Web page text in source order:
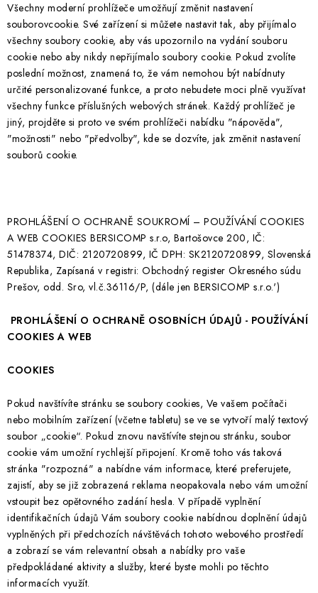
Všechny moderní prohlížeče umožňují změnit nastavení
souborovcookie. Své zařízení si můžete nastavit tak, aby přijímalo
všechny soubory cookie, aby vás upozornilo na vydání souboru
cookie nebo aby nikdy nepřijímalo soubory cookie. Pokud zvolíte
poslední možnost, znamená to, že vám nemohou být nabídnuty
určité personalizované funkce, a proto nebudete moci plně využívat
všechny funkce příslušných webových stránek. Každý prohlížeč je
jiný, projděte si proto ve svém prohlížeči nabídku "nápověda",
"možnosti" nebo "předvolby", kde se dozvíte, jak změnit nastavení
souborů cookie.
PROHLÁŠENÍ O OCHRANĚ SOUKROMÍ – POUŽÍVÁNÍ COOKIES
A WEB COOKIES BERSICOMP s.r.o, Bartošovce 200, IČ:
51478374, DIČ: 2120720899, IČ DPH: SK2120720899, Slovenská
Republika, Zapísaná v registri: Obchodný register Okresného súdu
Prešov, odd. Sro, vl.č.36116/P, (dále jen BERSICOMP s.r.o.')
PROHLÁŠENÍ O OCHRANĚ OSOBNÍCH ÚDAJŮ - POUŽÍVÁNÍ
COOKIES A WEB
COOKIES
Pokud navštívíte stránku se soubory cookies, Ve vašem počítači
nebo mobilním zařízení (včetne tabletu) se ve se vytvoří malý textový
soubor „cookie“. Pokud znovu navštívíte stejnou stránku, soubor
cookie vám umožní rychlejší připojení. Kromě toho vás taková
stránka "rozpozná" a nabídne vám informace, které preferujete,
zajistí, aby se již zobrazená reklama neopakovala nebo vám umožní
vstoupit bez opětovného zadání hesla. V případě vyplnění
identifikačních údajů Vám soubory cookie nabídnou doplnění údajů
vyplněných při předchozích návštěvách tohoto webového prostředí
a zobrazí se vám relevantní obsah a nabídky pro vaše
předpokládané aktivity a služby, které byste mohli po těchto
informacích využít.